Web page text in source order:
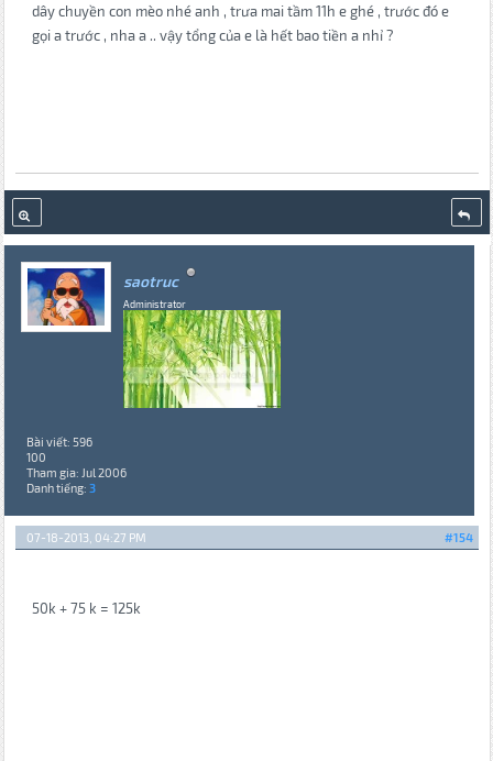
dây chuyền con mèo nhé anh , trưa mai tầm 11h e ghé , trước đó e
gọi a trước , nha a .. vậy tổng của e là hết bao tiền a nhỉ ?
saotruc
Administrator
Bài viết: 596
100
Tham gia: Jul 2006
Danh tiếng: 3
#154
07-18-2013, 04:27 PM
50k + 75 k = 125k